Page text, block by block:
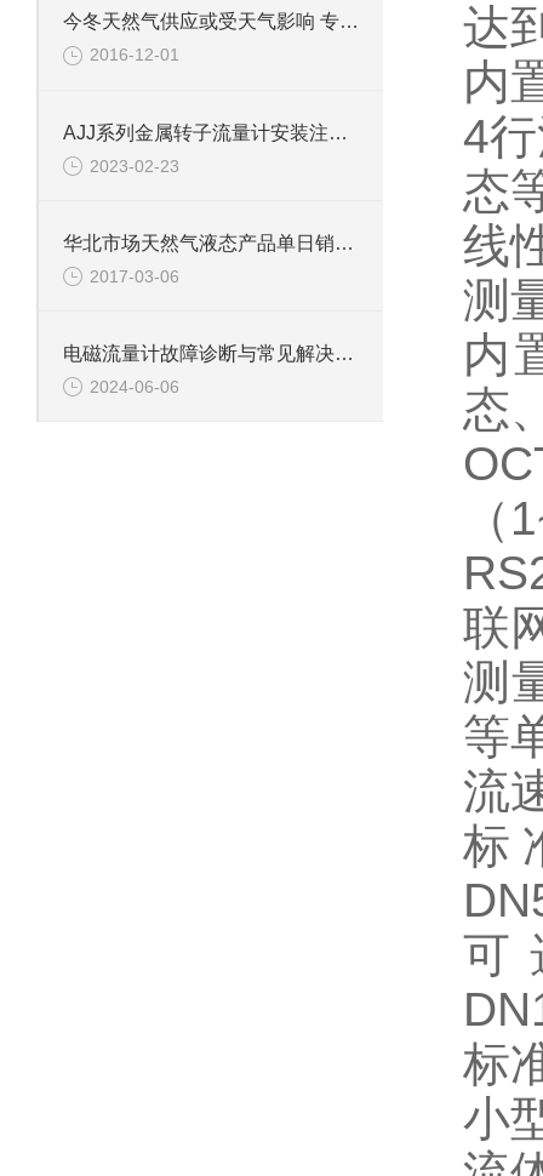
今冬天然气供应或受天气影响 专家预期价格将现波动
2016-12-01
AJJ系列金属转子流量计安装注意事项
2023-02-23
华北市场天然气液态产品单日销量突破200车
2017-03-06
电磁流量计故障诊断与常见解决方法
2024-06-06
达
内
4
态
线
测
内
态
（
联
测
等
流
标
可
标
小